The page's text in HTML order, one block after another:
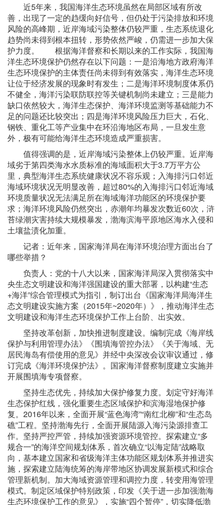
近5年来，我国海洋生态环境虽然在局部区域有所改
善，出现了一定的趋缓向好信号，但仍处于污染排放和环境
风险的高峰期，近岸海域污染整体仍较严重，生态系统退化
趋势尚未得到根本扭转，形势依然严峻，仍需进一步加大保
护力度。 根据海洋督察和长期以来的工作实际，我国海
洋生态环境保护仍然存在以下问题：一是沿海地方政府海洋
生态环境保护的主体责任尚未得到有效落实，海洋生态环境
让位于经济发展的现象时有发生；二是海洋环境制度体系仍
不健全，海洋污染联防联控等关键机制尚未建立；三是能力
缺口依然较大，海洋生态保护、海洋环境监测等基础能力不
足的问题还比较突出；四是海洋环境风险压力巨大，石化、
钢铁、重化工等产业集中在环沿海地区布局，一旦发生意
外，极有可能给海洋生态环境造成严重损害。
值得强调的是，近岸海域污染整体上仍较严重。近岸海
域劣于第四类海水水质标准的海域面积大于3.7万平方公
里，典型海洋生态系统健康状况不容乐观；入海排污口邻近
海域环境状况无明显改善，超过80%的入海排污口邻近海域
环境质量状况无法满足所在海域海洋功能区的环境保护要
求；海洋环境风险仍然突出，赤潮年均暴发次数近60次，浒
苔绿潮灾害持续大规模暴发，渤海滨海平原地区海水入侵和
土壤盐渍化加重。
记者：近年来，国家海洋局在海洋环境治理方面出台了
哪些举措？
负责人：党的十八大以来，国家海洋局深入贯彻落实中
央生态文明建设和海洋强国建设的重大部署，以构建“生态
+海洋”综合管理模式为指引，制订出台《国家海洋局海洋生
态文明建设实施方案（2015年~2020年）》，推动海洋生态
文明建设和海洋生态环境保护工作上台阶、出实效。
坚持改革创新，加快推进制度建设。编制完成《海岸线
保护与利用管理办法》《围填海管控办法》《关于海域、无
居民海岛有偿使用的意见》并经中央深改会议审议通过，修
订完成《海洋环境保护法》。国家海洋督察制度建立实施并
开展围填海专项督察。
坚持生态优先，持续加大保护修复力度。划定守好海洋
生态保护红线，强化重要生态区域保护和滨海湿地保护修
复。2016年以来，全面开展“蓝色海湾”“南红北柳”和“生态岛
礁”工程。坚持渤海先行，全面开展陆源入海污染源排查工
作。坚持严控严管，持续加强资源环境管控。探索建立“多
规合一”的海洋空间规划体系，首次确立“以海定陆”战略取
向，基本建立国家和省级海洋主体功能区规划体系并推进实
施，探索建立陆海统筹的海岸带地区协调发展新模式和综合
管理新机制。加大海域资源管理和调控力度，转变用海管理
模式。制定区域保护特别政策，印发《关于进一步加强渤海
生态环境保护工作的意见》，实施“四个暂停”，切实降低渤